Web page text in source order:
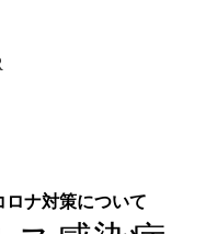
ナ対策について